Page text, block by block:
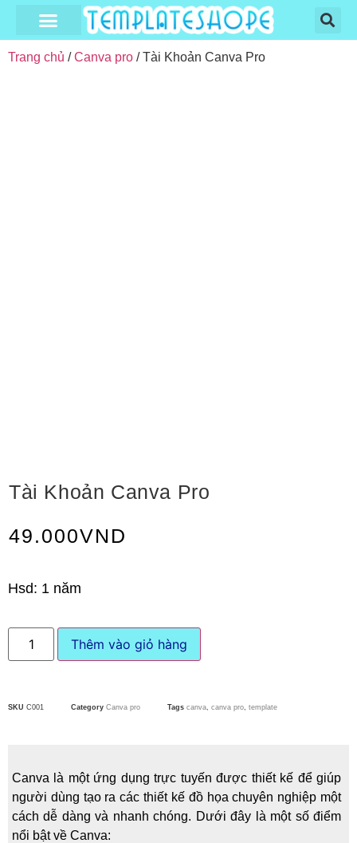
Trang chủ /Canva pro / Tài Khoản Canva Pro
Tài Khoản Canva Pro
49.000VND
Hsd: 1 năm
Thêm vào giỏ hàng
SKU C001 Category Canva pro Tags canva canva pro template
Canva là một ứng dụng trực tuyến được thiết kế để giúp
người dùng tạo ra các thiết kế đồ họa chuyên nghiệp một
cách dễ dàng và nhanh chóng. Dưới đây là một số điểm
nổi bật về Canva: